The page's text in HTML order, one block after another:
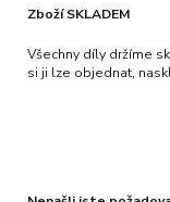
Zboží SKLADEM
Všechny díly držíme
si ji lze objednat,